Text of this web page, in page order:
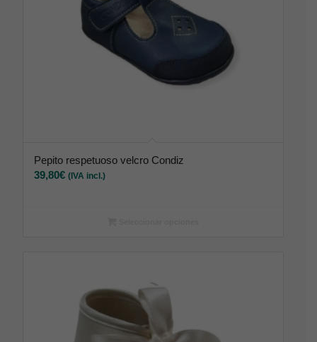
Pepito respetuoso velcro Condiz
39,80€ (IVA incl.)